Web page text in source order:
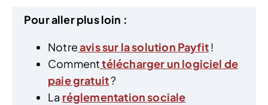
Pour aller plus loin :
Notreavis sur la solution Payfit!
Commenttélécharger un logiciel de
paie gratuit?
La réglementation sociale